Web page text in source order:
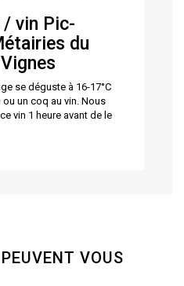
vin Pic-
du
se déguste à 16-17°C
un coq au vin. Nous
vin 1 heure avant de le
VOUS